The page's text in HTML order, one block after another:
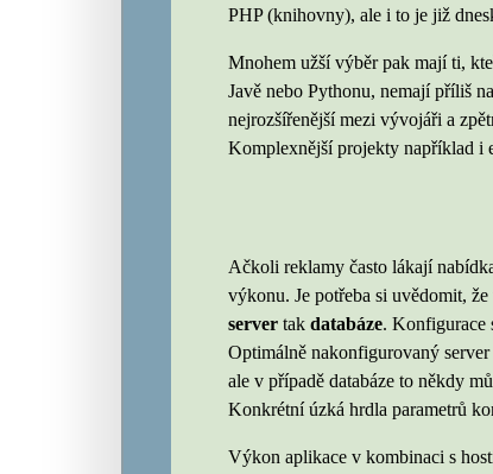
PHP (knihovny), ale i to je již
Mnohem užší výběr pak mají ti,
Javě nebo Pythonu, nemají příliš
nejrozšířenější mezi vývojáři a
Komplexnější projekty například i
Ačkoli reklamy často lákají
výkonu. Je potřeba si uvědomit,
server tak databáze. Konfigurace
Optimálně nakonfigurovaný
ale v případě databáze to někdy
Konkrétní úzká hrdla parametrů
Výkon aplikace v kombinaci s